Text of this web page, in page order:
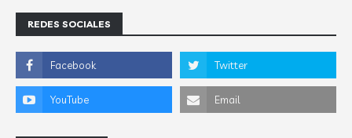
REDES SOCIALES